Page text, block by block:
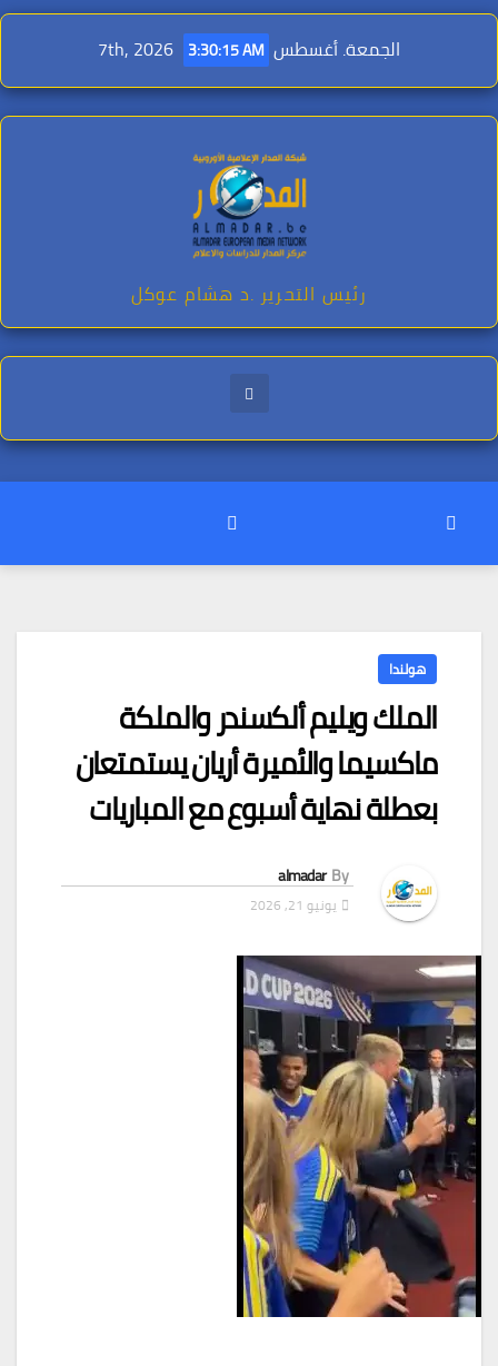
Skip
content
الجمعة. أغسطس 7th, 2026 3:30:16 AM
رئيس التحرير .د هشام عوكل
هولندا
الملك ويليم ألكسندر والملكة
ماكسيما والأميرة أريان يستمتعان
بعطلة نهاية أسبوع مع المباريات
By
almadar
يونيو 21, 2026